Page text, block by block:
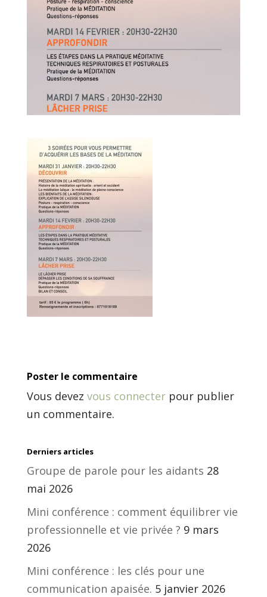
Poster le commentaire
Vous devez vous connecterpour publier
un commentaire.
Derniers articles
Groupe de parole pour les aidants 28
mai 2026
Mini conférence : comment équilibrer vie
professionnelle et vie privée ? 9 mars
2026
Mini conférence : les clés pour une
communication apaisée. 5 janvier 2026